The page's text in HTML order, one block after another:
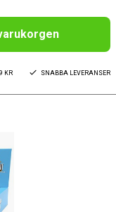
KR SNABBA LEVERANSER